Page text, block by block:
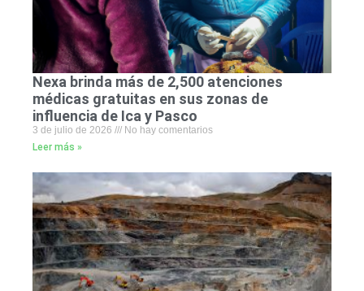
Nexa brinda más de 2,500 atenciones
médicas gratuitas en sus zonas de
influencia de Ica y Pasco
3 de julio de 2026
No hay comentarios
Leer más »